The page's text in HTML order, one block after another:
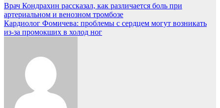
Навигация
по
записям
Врач Кондрахин рассказал, как различается боль при
артериальном и венозном тромбозе
Кардиолог Фомичева: проблемы с сердцем могут возникать
из-за промокших в холод ног